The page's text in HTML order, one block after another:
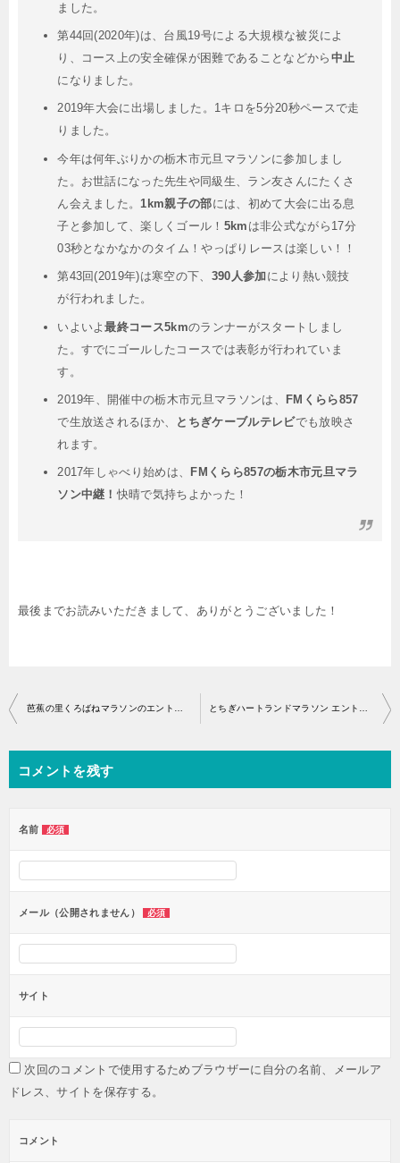
ました。
第44回(2020年)は、台風19号による大規模な被災によ
り、コース上の安全確保が困難であることなどから 中止
になりました。
2019年大会に出場しました。1キロを5分20秒ペースで走
りました。
今年は何年ぶりかの栃木市元旦マラソンに参加しまし
た。お世話になった先生や同級生、ラン友さんにたくさ
ん会えました。 1km親子の部には、初めて大会に出る息
子と参加して、楽しくゴール！ 5km は非公式ながら17分
03秒となかなかのタイム！やっぱりレースは楽しい！！
第43回(2019年)は寒空の下、 390人参加 により熱い競技
が行われました。
いよいよ最終コース5kmのランナーがスタートしまし
た。すでにゴールしたコースでは表彰が行われていま
す。
2019年、開催中の栃木市元旦マラソンは、
FMくらら857
で生放送されるほか、
とちぎケーブルテレビでも放映さ
れます。
2017年しゃべり始めは、
FMくらら857の栃木市元旦マラ
ソン中継！ 快晴で気持ちよかった！
最後までお読みいただきまして、ありがとうございました！
投
稿
ナ
ビ
シ
ョ
ン
コメントを残す
名前 必須
メール（公開されません） 必須
サイト
次回のコメントで使用するためブラウザーに自分の名前、メールア
ドレス、サイトを保存する。
コメント